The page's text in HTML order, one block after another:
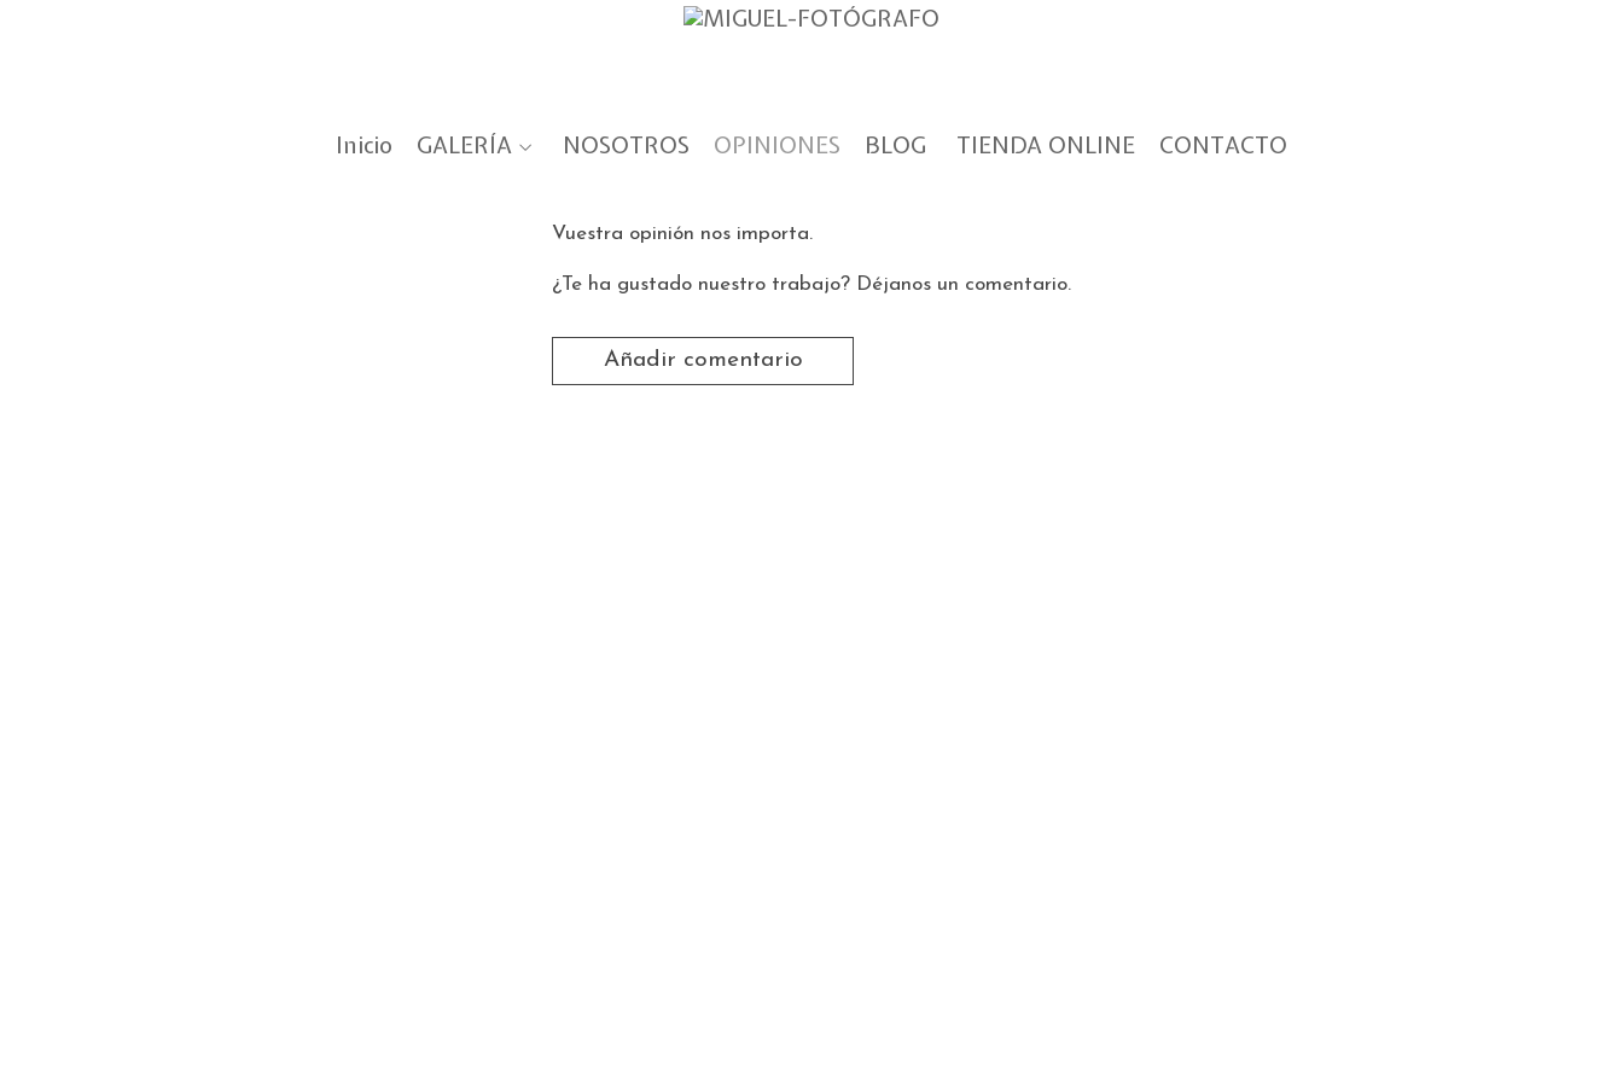
Inicio GALERÍA NOSOTROS OPINIONES BLOG TIENDA ONLINE CONTACTO
Vuestra opinión nos importa.
¿Te ha gustado nuestro trabajo? Déjanos un comentario.
Añadir comentario